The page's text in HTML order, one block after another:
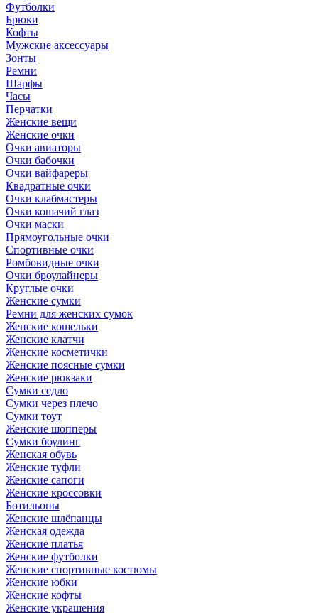
Футболки
Брюки
Кофты
Мужские аксессуары
Зонты
Ремни
Шарфы
Часы
Перчатки
Женские вещи
Женские очки
Очки авиаторы
Очки бабочки
Очки вайфареры
Квадратные очки
Очки клабмастеры
Очки кошачий глаз
Очки маски
Прямоугольные очки
Спортивные очки
Ромбовидные очки
Очки броулайнеры
Круглые очки
Женские сумки
Ремни для женских сумок
Женские кошельки
Женские клатчи
Женские косметички
Женские поясные сумки
Женские рюкзаки
Сумки седло
Сумки через плечо
Сумки тоут
Женские шопперы
Сумки боулинг
Женская обувь
Женские туфли
Женские сапоги
Женские кроссовки
Ботильоны
Женские шлёпанцы
Женская одежда
Женские платья
Женские футболки
Женские спортивные костюмы
Женские юбки
Женские кофты
Женские украшения